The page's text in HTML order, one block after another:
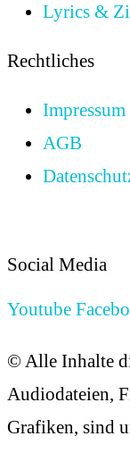
Lyrics &
Rechtliches
Impressum
AGB
Social Media
Youtube
© Alle Inhalte
Audiodateien,
Grafiken, sind